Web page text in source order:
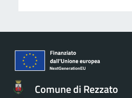
Comune di Rezzato